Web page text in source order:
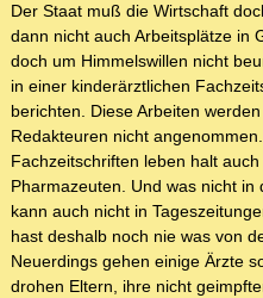
Der Staat muß die Wirtschaft
dann nicht auch Arbeitsplätze in
doch um Himmelswillen nicht
in einer kinderärztlichen
berichten. Diese Arbeiten
Redakteuren nicht angenommen.
Fachzeitschriften leben halt
Pharmazeuten. Und was nicht
kann auch nicht in
hast deshalb noch nie was von
Neuerdings gehen einige Ärzte
drohen Eltern, ihre nicht